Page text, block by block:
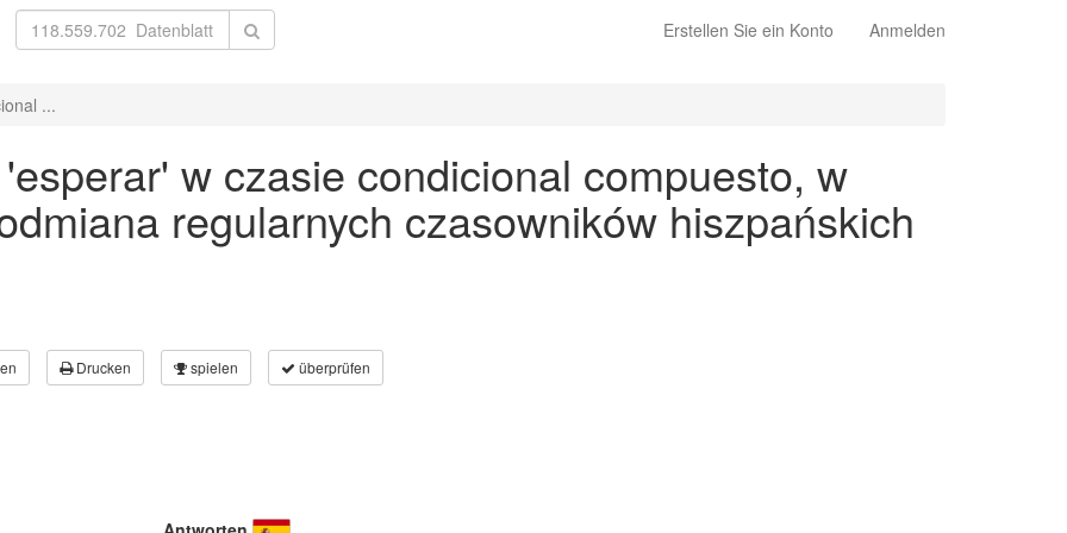
Erstellen Sie ein Konto Anmelden
...
w czasie condicional compuesto, w
regularnych czasowników hiszpańskich
Drucken spielen überprüfen